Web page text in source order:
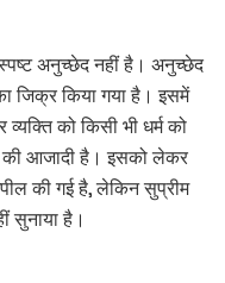
अनुच्छेद नहीं है। अनुच्छेद
जिक्र किया गया है। इसमें
को किसी भी धर्म को
की आजादी है। इसको लेकर
की गई है, लेकिन सुप्रीम
सुनाया है।